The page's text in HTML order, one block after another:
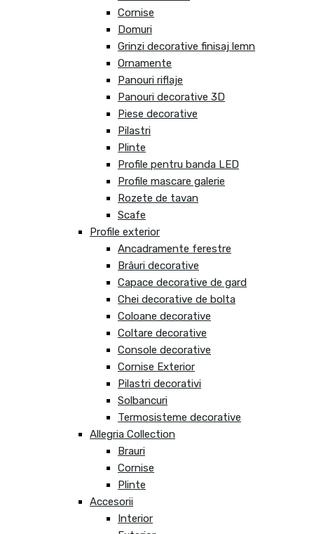
Cornise
Domuri
Grinzi decorative finisaj lemn
Ornamente
Panouri riflaje
Panouri decorative 3D
Piese decorative
Pilastri
Plinte
Profile pentru banda LED
Profile mascare galerie
Rozete de tavan
Scafe
Profile exterior
Ancadramente ferestre
Brâuri decorative
Capace decorative de gard
Chei decorative de bolta
Coloane decorative
Coltare decorative
Console decorative
Cornise Exterior
Pilastri decorativi
Solbancuri
Termosisteme decorative
Allegria Collection
Brauri
Cornise
Plinte
Accesorii
Interior